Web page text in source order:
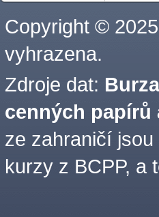
Copyright ©
vyhrazena.
Zdroje dat:
cenných papírů
ze zahraničí
kurzy z BCPP, a